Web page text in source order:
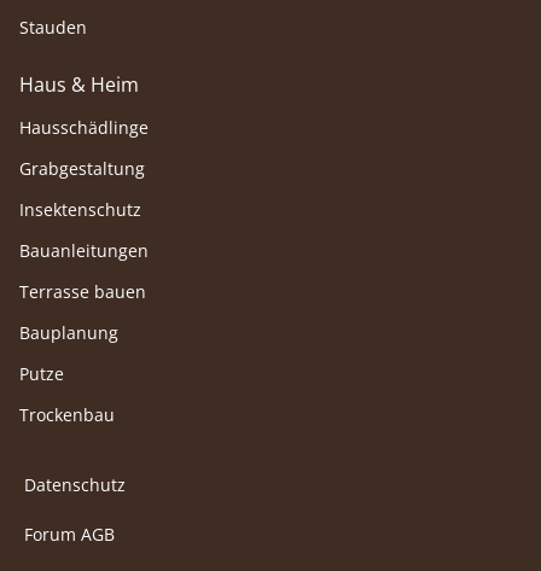
Stauden
Haus & Heim
Hausschädlinge
Grabgestaltung
Insektenschutz
Bauanleitungen
Terrasse bauen
Bauplanung
Putze
Trockenbau
Datenschutz
Forum AGB